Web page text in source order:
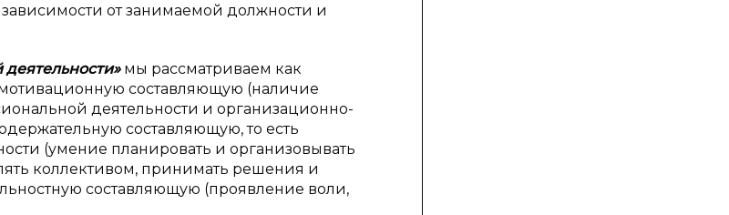
от занимаемой должности и
деятельности»мы рассматриваем как
составляющую (наличие
деятельности и организационно-
составляющую, то есть
(умение планировать и организовывать
коллективом, принимать решения и
составляющую (проявление воли,